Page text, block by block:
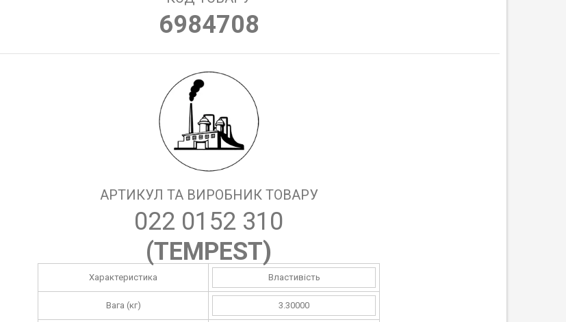
6984708
АРТИКУЛ ТА ВИРОБНИК ТОВАРУ
022 0152 310
(TEMPEST)
Характеристика Властивість
Вага (кг) 3.30000